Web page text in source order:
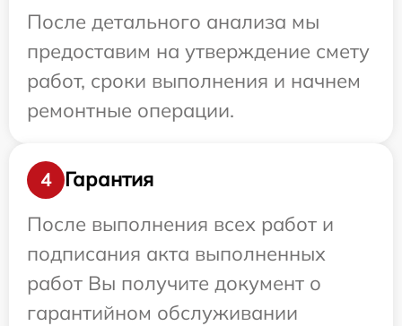
После детального анализа мы
предоставим на утверждение смету
работ, сроки выполнения и начнем
ремонтные операции.
4
Гарантия
После выполнения всех работ и
подписания акта выполненных
работ Вы получите документ о
гарантийном обслуживании